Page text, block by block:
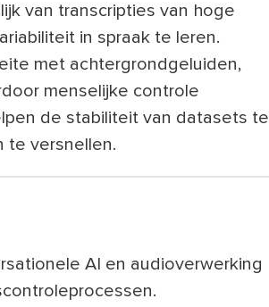
van transcripties van hoge
in spraak te leren.
met achtergrondgeluiden,
menselijke controle
de stabiliteit van datasets te
te versnellen.
AI en audioverwerking